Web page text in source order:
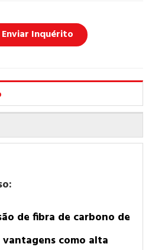
Enviar Inquérito
de fibra de carbono de
como alta